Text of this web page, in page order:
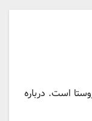
است. درباره